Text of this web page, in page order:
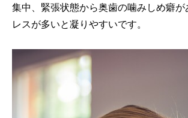
集中、緊張状態から奥歯の噛みしめ癖が
レスが多いと凝りやすいです。